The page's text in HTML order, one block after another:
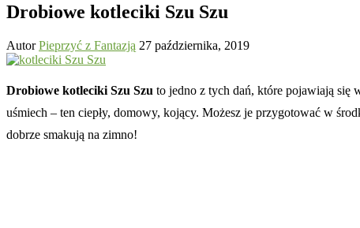
Drobiowe kotleciki Szu Szu
AutorPieprzyć z Fantazją 27 października, 2019
Drobiowe kotleciki Szu Szu to jedno z tych dań, które pojawiają się
uśmiech – ten ciepły, domowy, kojący. Możesz je przygotować w
dobrze smakują na zimno!